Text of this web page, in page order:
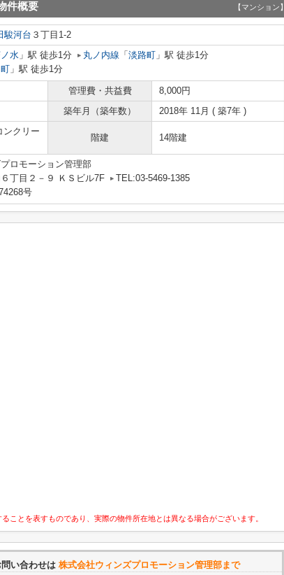
件概要 【マンション】
駿河台 ３丁目1-2
水 」駅 徒歩1分 丸ノ内線 「 淡路町 」駅 徒歩1分
」駅 徒歩1分
管理費・共益費
8,000円
築年月（築年数） 2018年 11月 ( 築7年 )
ンクリー
階建 14階建
ロモーション管理部
丁目２－９ ＫＳビル7F
TEL:03-5469-1385
号
ことを表すものであり、実際の物件所在地とは異なる場合がございます。
い合わせは 株式会社ウィンズプロモーション管理部まで